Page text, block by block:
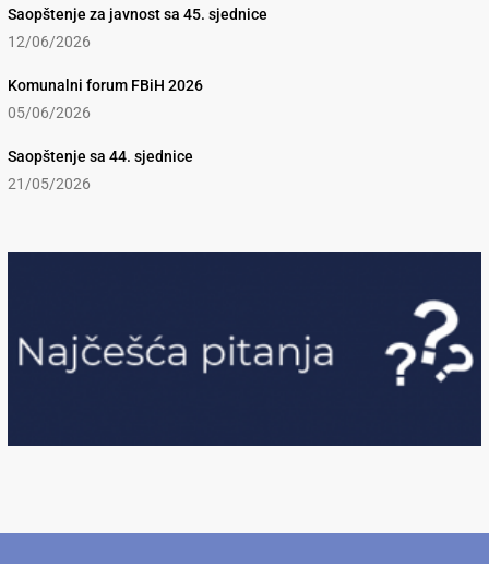
Saopštenje za javnost sa 45. sjednice
12/06/2026
Komunalni forum FBiH 2026
05/06/2026
Saopštenje sa 44. sjednice
21/05/2026